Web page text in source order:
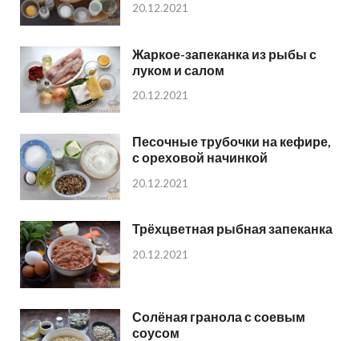
20.12.2021
Жаркое-запеканка из рыбы с
луком и салом
20.12.2021
Песочные трубочки на кефире,
с ореховой начинкой
20.12.2021
Трёхцветная рыбная запеканка
20.12.2021
Солёная гранола с соевым
соусом